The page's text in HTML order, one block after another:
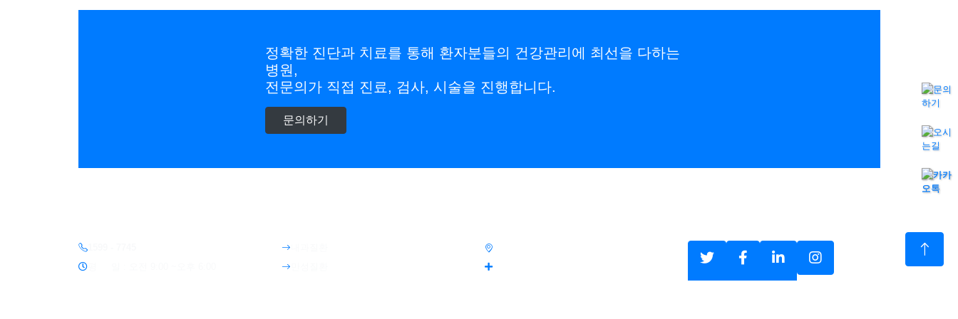
정확한 진단과 치료를 통해 환자분들의 건강관리에 최선을 다하는
병원,
전문의가 직접 진료, 검사, 시술을 진행합니다.
문의하기
1599 - 7745
평 일 : 오전 9:00 ~오후 6:00
기쁨치과